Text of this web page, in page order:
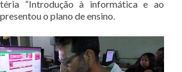
“Introdução à informática e ao
o plano de ensino.